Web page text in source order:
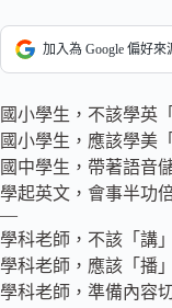
加入為 Google 偏好來
國小學生，不該學英
國小學生，應該學美
國中學生，帶著語音
學起英文，會事半功
—
學科老師，不該「講
學科老師，應該「播
學科老師，準備內容